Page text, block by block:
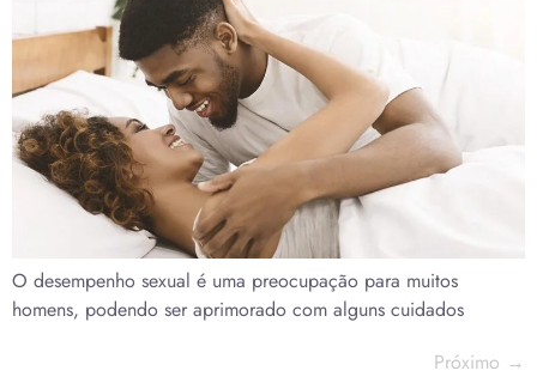
O desempenho sexual é uma preocupação para muitos
homens, podendo ser aprimorado com alguns cuidados
Próximo →